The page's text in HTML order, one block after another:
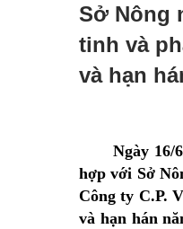
Trang tham
Luật Đất đai
Danh sách tự
Sở Nông
tinh và
và hạn
Ngày 16/
hợp với Sở
Công ty C.P.
và hạn hán